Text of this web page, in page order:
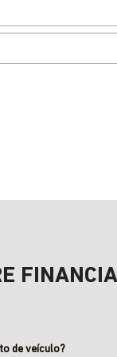
de veículo?